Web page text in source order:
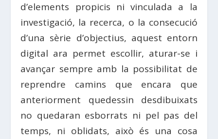
d’elements propicis ni vinculada a la
investigació, la recerca, o la consecució
d’una sèrie d’objectius, aquest entorn
digital ara permet escollir, aturar-se i
avançar sempre amb la possibilitat de
reprendre camins que encara que
anteriorment quedessin desdibuixats
no quedaran esborrats ni pel pas del
temps, ni oblidats, això és una cosa